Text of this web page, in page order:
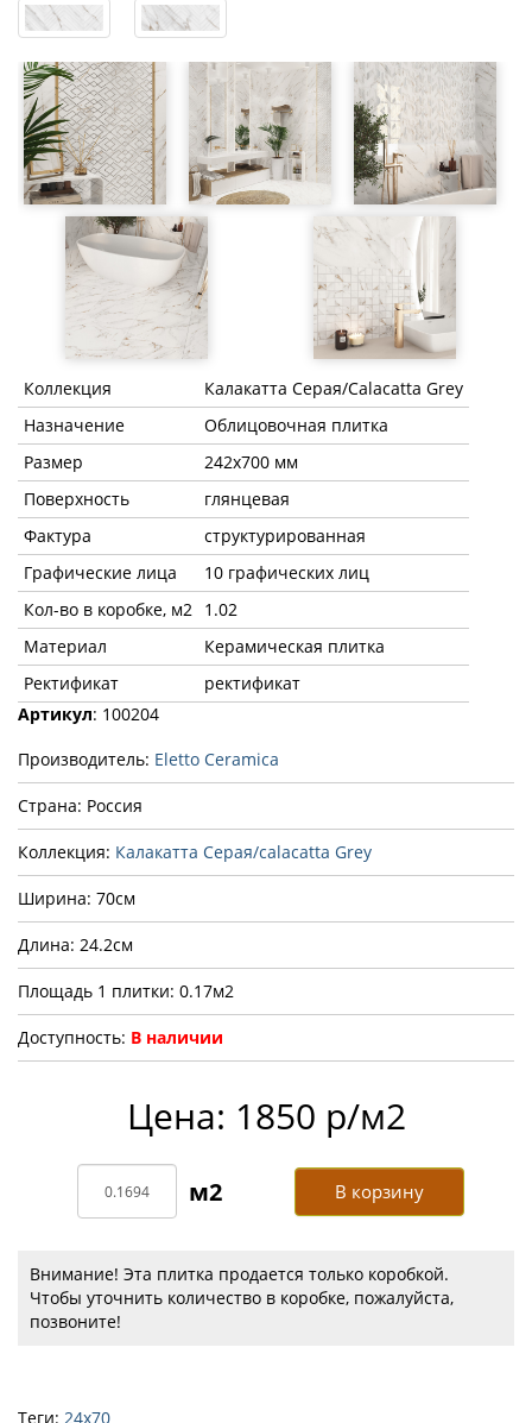
Коллекция
Калакатта Серая/Calacatta Grey
Назначение
Облицовочная плитка
Размер
242х700 мм
Поверхность
глянцевая
Фактура
структурированная
Графические лица
10 графических лиц
Кол-во в коробке, м2 1.02
Материал
Керамическая плитка
Ректификат
ректификат
Артикул: 100204
Производитель: Eletto Ceramica
Страна: Россия
Коллекция: Калакатта Серая/calacatta Grey
Ширина: 70см
Длина: 24.2см
Площадь 1 плитки: 0.17м2
Доступность: В наличии
Цена: 1850 р/м2
В корзину
Внимание! Эта плитка продается только коробкой.
Чтобы уточнить количество в коробке, пожалуйста,
позвоните!
Теги: 24х70